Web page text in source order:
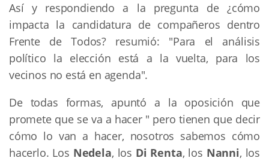
Así y respondiendo a la pregunta de ¿cómo
impacta la candidatura de compañeros dentro
Frente de Todos? resumió: "Para el análisis
político la elección está a la vuelta, para los
vecinos no está en agenda".
De todas formas, apuntó a la oposición que
promete que se va a hacer " pero tienen que decir
cómo lo van a hacer, nosotros sabemos cómo
hacerlo. Los Nedela, los Di Renta, los Nanni, los